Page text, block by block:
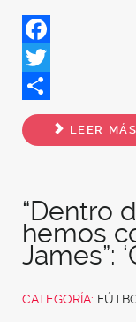
Facebook
Twitter
Share
LEER
“Dentro
hemos
James”:
CATEGORÍA: